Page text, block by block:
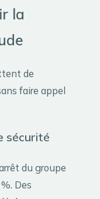
la
de
faire appel
sécurité
du groupe
Des